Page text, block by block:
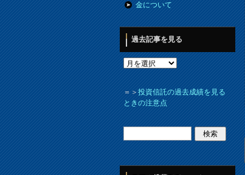
金について
過去記事を見る
＝＞投資信託の過去成績を見る
ときの注意点